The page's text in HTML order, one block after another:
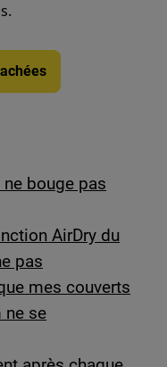
bouge pas
AirDry du
pas
mes couverts
ne se